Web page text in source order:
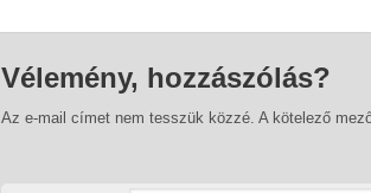
Vélemény, hozzászólás?
Az e-mail címet nem tesszük közzé. A kötelező